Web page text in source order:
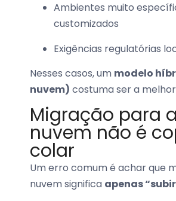
Ambientes muito
customizados
Exigências regulatórias
Nesses casos, um modelo
nuvem) costuma ser a
Migração para a
nuvem não é
colar
Um erro comum é achar que
nuvem significa apenas